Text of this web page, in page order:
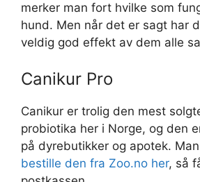
merker man fort hvilke som
hund. Men når det er sagt har
veldig god effekt av dem alle
Canikur Pro
Canikur er trolig den mest
probiotika her i Norge, og den
på dyrebutikker og apotek.
bestille den fra Zoo.no her, så